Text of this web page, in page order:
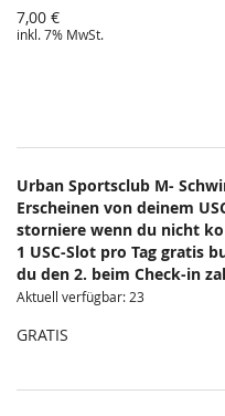
7,00 €
inkl. 7% MwSt.
Urban Sportsclub M-
Erscheinen von deinem
storniere wenn du nicht
1 USC-Slot pro Tag gratis
du den 2. beim Check-in
Aktuell verfügbar: 23
GRATIS